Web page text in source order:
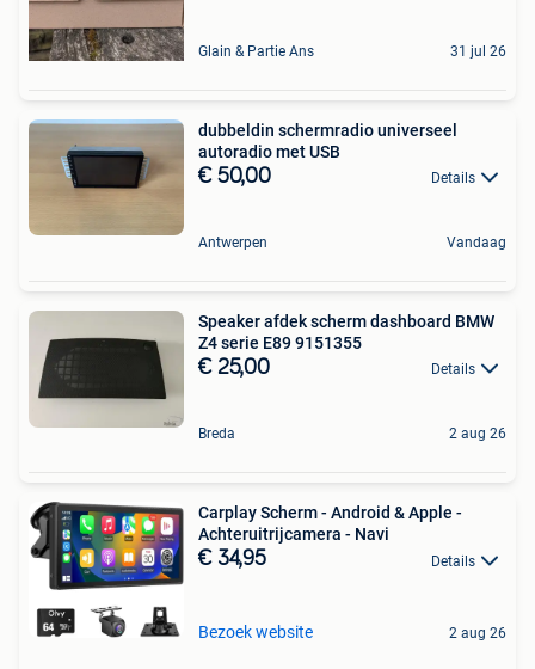
Glain & Partie Ans 31 jul 26
dubbeldin schermradio universeel
autoradio met USB
€ 50,00 Details
Antwerpen Vandaag
Speaker afdek scherm dashboard BMW
Z4 serie E89 9151355
€ 25,00 Details
Breda 2 aug 26
Carplay Scherm - Android & Apple -
Achteruitrijcamera - Navi
€ 34,95 Details
Bezoek website 2 aug 26